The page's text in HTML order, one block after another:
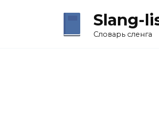
Slang-
Словарь сленга